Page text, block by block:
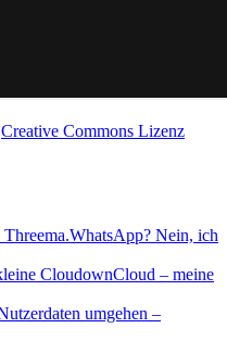
Creative Commons Lizenz
WhatsApp? Nein, ich
ownCloud – meine